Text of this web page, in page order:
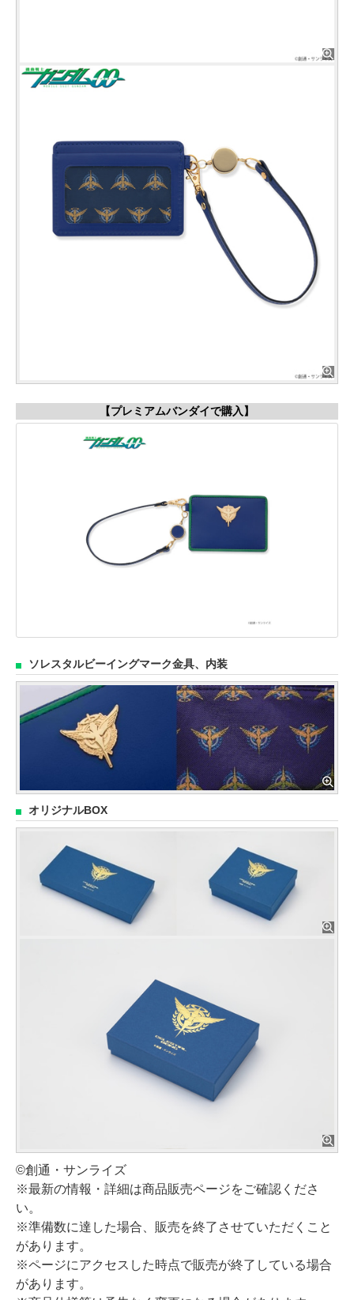
【プレミアムバンダイで購入】
ソレスタルビーイングマーク金具、内装
オリジナルBOX
©創通・サンライズ
※最新の情報・詳細は商品販売ページをご確認くださ
い。
※準備数に達した場合、販売を終了させていただくこと
があります。
※ページにアクセスした時点で販売が終了している場合
があります。